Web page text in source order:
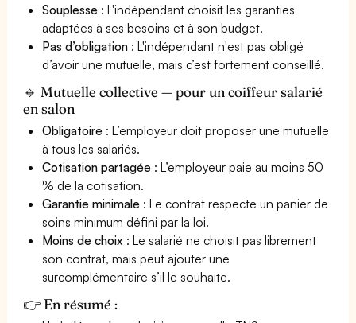
Souplesse : L'indépendant choisit les garanties
adaptées à ses besoins et à son budget.
Pas d’obligation : L'indépendant n'est pas obligé
d’avoir une mutuelle, mais c’est fortement conseillé.
🔹 Mutuelle collective — pour un coiffeur salarié
en salon
Obligatoire : L’employeur doit proposer une mutuelle
à tous les salariés.
Cotisation partagée : L’employeur paie au moins 50
% de la cotisation.
Garantie minimale : Le contrat respecte un panier de
soins minimum défini par la loi.
Moins de choix : Le salarié ne choisit pas librement
son contrat, mais peut ajouter une
surcomplémentaire s’il le souhaite.
👉 En résumé :